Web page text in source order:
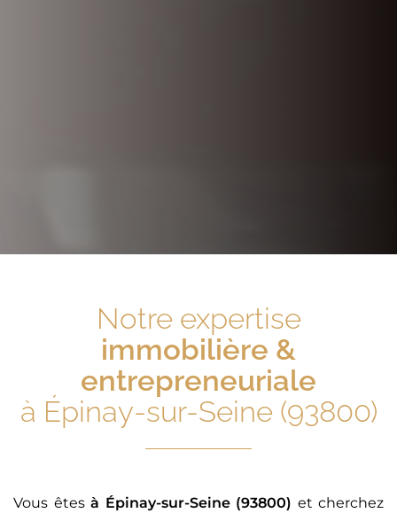
Notre expertise
immobilière &
entrepreneuriale
à Épinay-sur-Seine (93800)
Vous êtes à Épinay-sur-Seine (93800) et cherchez